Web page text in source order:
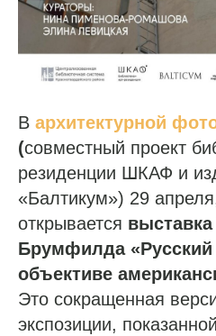
В архитектурной
(совместный проект
резиденции ШКАФ и
«Балтикум») 29
открывается
Брумфилда «Русский
объективе
Это сокращенная
экспозиции,